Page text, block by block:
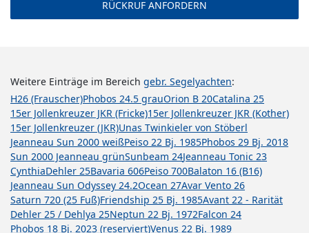
Weitere Einträge im Bereich gebr. Segelyachten:
H26 (Frauscher)Phobos 24.5 grauOrion B 20Catalina 25
15er Jollenkreuzer JKR (Fricke)15er Jollenkreuzer JKR (Kother)
15er Jollenkreuzer (JKR)Unas Twinkieler von Stöberl
Jeanneau Sun 2000 weißPeiso 22 Bj. 1985Phobos 29 Bj. 2018
Sun 2000 Jeanneau grünSunbeam 24Jeanneau Tonic 23
CynthiaDehler 25Bavaria 606Peiso 700Balaton 16 (B16)
Jeanneau Sun Odyssey 24.2Ocean 27Avar Vento 26
Saturn 720 (25 Fuß)Friendship 25 Bj. 1985Avant 22 - Rarität
Dehler 25 / Dehlya 25Neptun 22 Bj. 1972Falcon 24
Phobos 18 Bj. 2023 (reserviert)Venus 22 Bj. 1989